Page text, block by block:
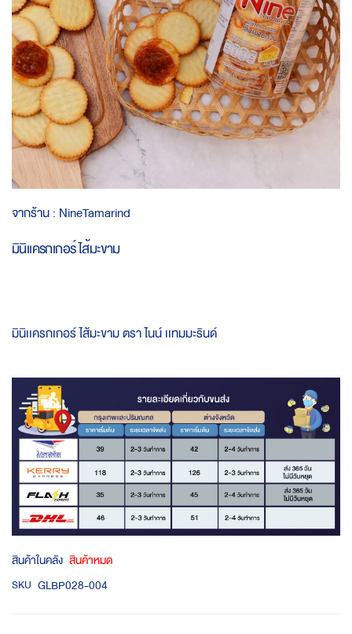
to
beginning
จากร้าน : NineTamarind
มินิเเครกเกอร์ ไส้มะขาม
มินิเเครกเกอร์ ไส้มะขาม ตรา ไนน์ เเทมมะรินด์
สินค้าในคลัง สินค้าหมด
SKU GLBP028-004